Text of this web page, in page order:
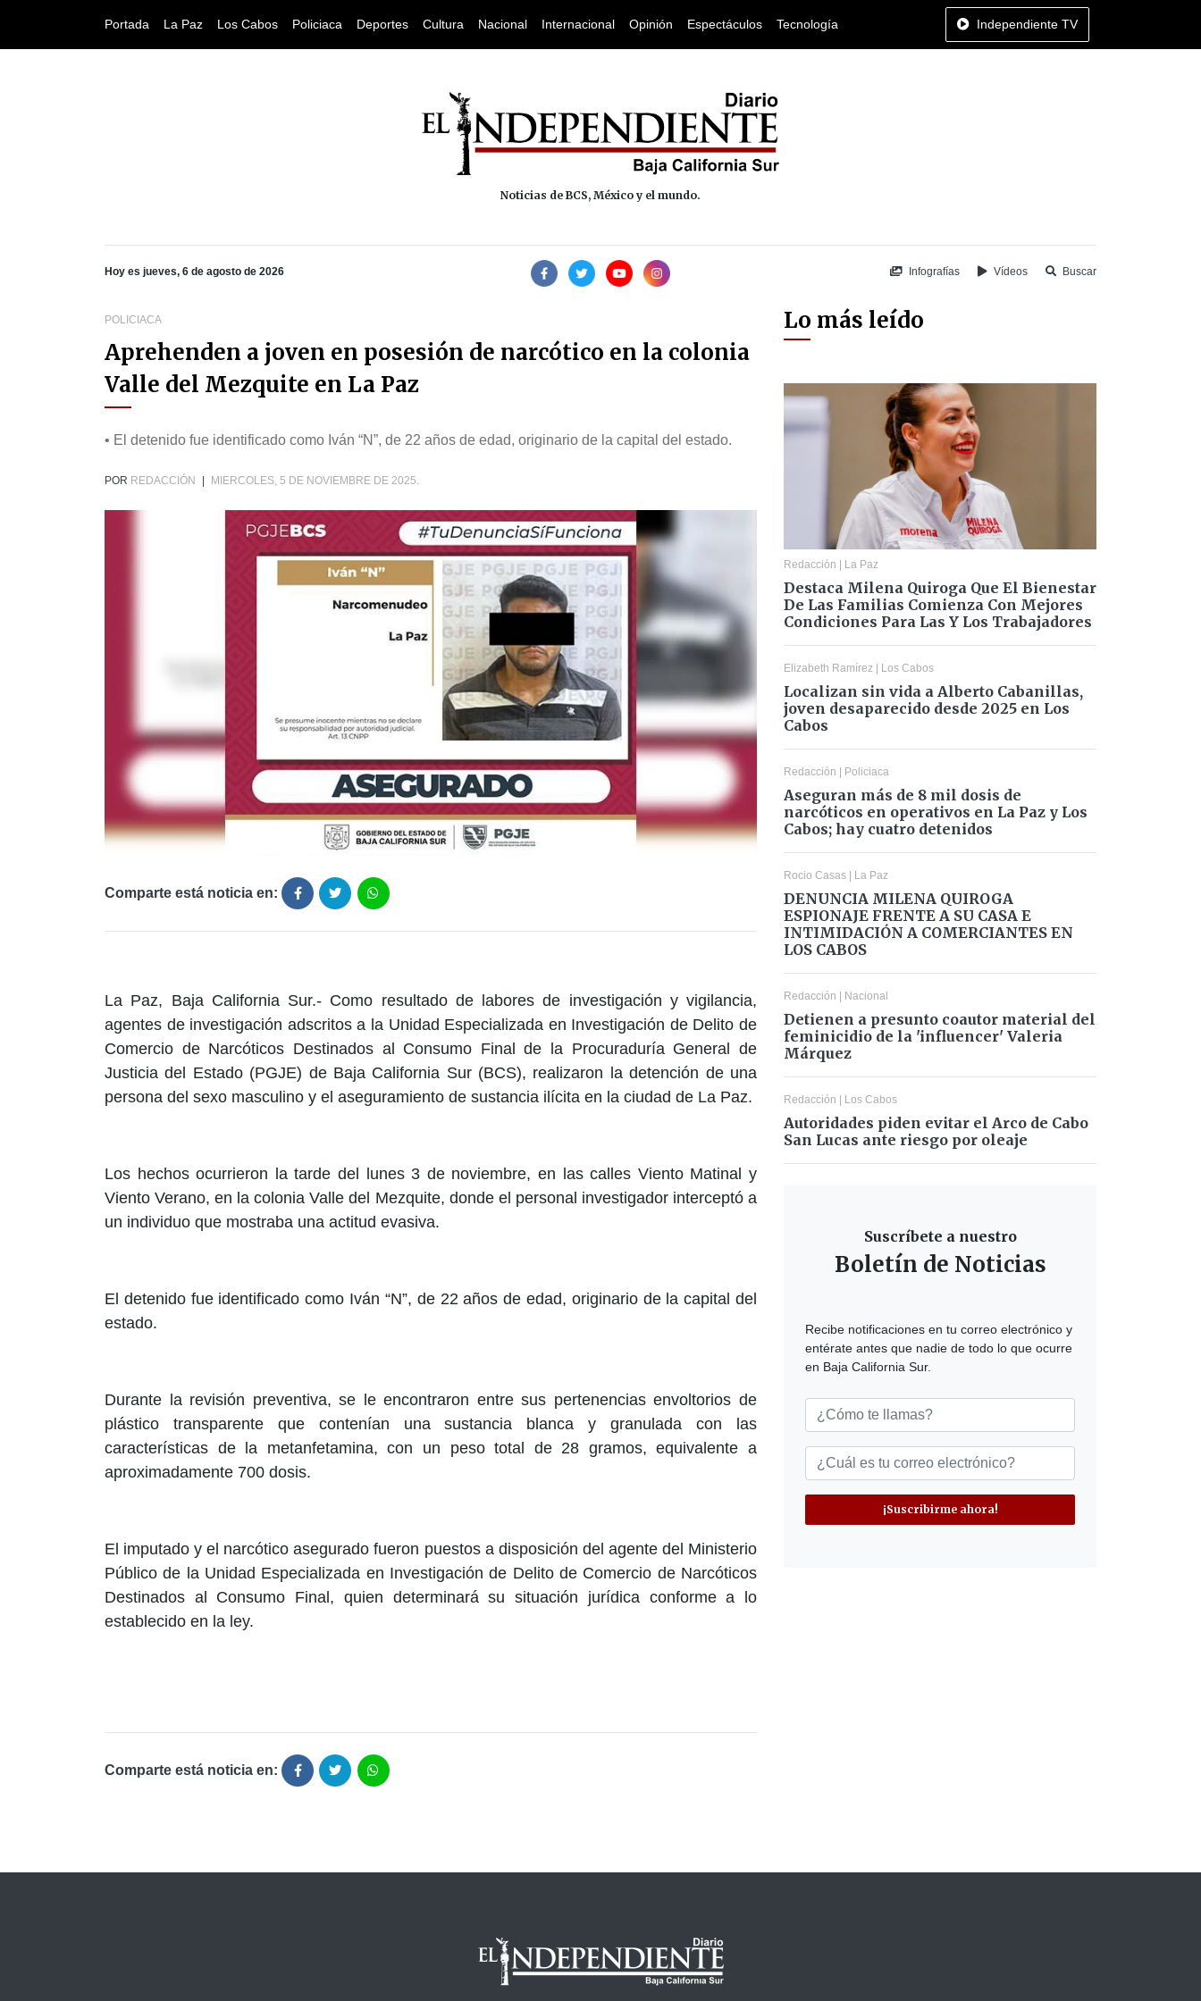
Portada La Paz Los Cabos Policiaca Deportes Cultura Nacional Internacional Opinión Espectáculos Tecnología Independiente TV
Noticias de BCS, México y el mundo.
Hoy es jueves, 6 de agosto de 2026 Infografías Vídeos Buscar
POLICIACA
Aprehenden a joven en posesión de narcótico en la colonia
Valle del Mezquite en La Paz
• El detenido fue identificado como Iván “N”, de 22 años de edad, originario de la capital del estado.
POR REDACCIÓN MIERCOLES, 5 DE NOVIEMBRE DE 2025.
Comparte está noticia en:
La Paz, Baja California Sur.- Como resultado de labores de investigación y vigilancia,
agentes de investigación adscritos a la Unidad Especializada en Investigación de Delito de
Comercio de Narcóticos Destinados al Consumo Final de la Procuraduría General de
Justicia del Estado (PGJE) de Baja California Sur (BCS), realizaron la detención de una
persona del sexo masculino y el aseguramiento de sustancia ilícita en la ciudad de La Paz.
Los hechos ocurrieron la tarde del lunes 3 de noviembre, en las calles Viento Matinal y
Viento Verano, en la colonia Valle del Mezquite, donde el personal investigador interceptó a
un individuo que mostraba una actitud evasiva.
El detenido fue identificado como Iván “N”, de 22 años de edad, originario de la capital del
estado.
Durante la revisión preventiva, se le encontraron entre sus pertenencias envoltorios de
plástico transparente que contenían una sustancia blanca y granulada con las
características de la metanfetamina, con un peso total de 28 gramos, equivalente a
aproximadamente 700 dosis.
El imputado y el narcótico asegurado fueron puestos a disposición del agente del Ministerio
Público de la Unidad Especializada en Investigación de Delito de Comercio de Narcóticos
Destinados al Consumo Final, quien determinará su situación jurídica conforme a lo
establecido en la ley.
Comparte está noticia en:
Lo más leído
Redacción | La Paz
Destaca Milena Quiroga Que El Bienestar
De Las Familias Comienza Con Mejores
Condiciones Para Las Y Los Trabajadores
Elizabeth Ramírez | Los Cabos
Localizan sin vida a Alberto Cabanillas,
joven desaparecido desde 2025 en Los
Cabos
Redacción | Policiaca
Aseguran más de 8 mil dosis de
narcóticos en operativos en La Paz y Los
Cabos; hay cuatro detenidos
Rocio Casas | La Paz
DENUNCIA MILENA QUIROGA
ESPIONAJE FRENTE A SU CASA E
INTIMIDACIÓN A COMERCIANTES EN
LOS CABOS
Redacción | Nacional
Detienen a presunto coautor material del
feminicidio de la 'influencer' Valeria
Márquez
Redacción | Los Cabos
Autoridades piden evitar el Arco de Cabo
San Lucas ante riesgo por oleaje
Suscríbete a nuestro
Boletín de Noticias
Recibe notificaciones en tu correo electrónico y
entérate antes que nadie de todo lo que ocurre
en Baja California Sur.
¡Suscribirme ahora!